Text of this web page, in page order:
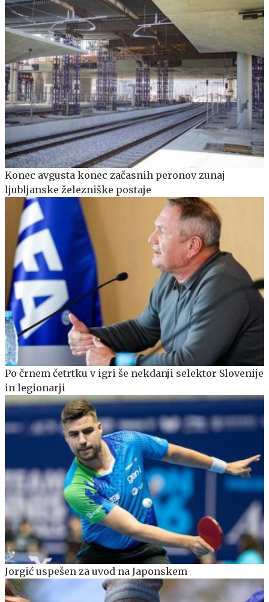
Konec avgusta konec začasnih peronov zunaj
ljubljanske železniške postaje
Po črnem četrtku v igri še nekdanji selektor Slovenije
in legionarji
Jorgić uspešen za uvod na Japonskem